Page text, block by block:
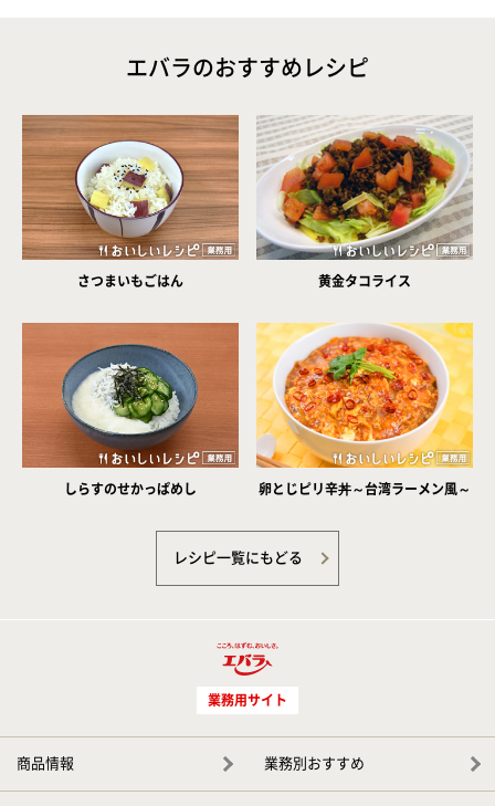
エバラのおすすめレシピ
さつまいもごはん 黄金タコライス
しらすのせかっぱめし 卵とじピリ辛丼～台湾ラーメン風～
レシピ一覧にもどる
業務用サイト
商品情報 業務別おすすめ